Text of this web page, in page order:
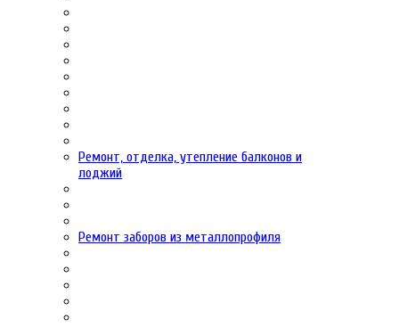
Ремонт, отделка, утепление балконов и
лоджий
Ремонт заборов из металлопрофиля